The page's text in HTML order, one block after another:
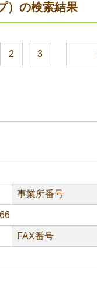
）の検索結果
2 3
事業所番号
FAX番号